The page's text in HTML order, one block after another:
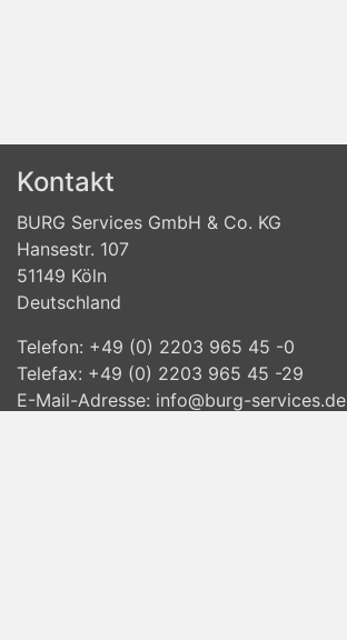
Kontakt
BURG Services GmbH & Co. KG
Hansestr. 107
51149 Köln
Deutschland
Telefon: +49 (0) 2203 965 45 -0
Telefax: +49 (0) 2203 965 45 -29
E-Mail-Adresse: info@burg-services.de